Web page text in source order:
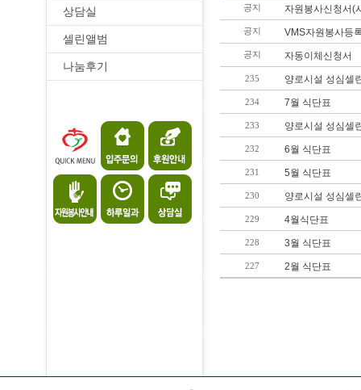
상담실
셀린앨범
나눔후기
공지 자원봉사신청서(
공지 VMS자원봉사등
공지 자동이체신청서
235 양로시설 성심셀
234 7월 식단표
233 양로시설 성심셀
232 6월 식단표
231 5월 식단표
230 양로시설 성심셀
229 4월식단표
228 3월 식단표
227 2월 식단표